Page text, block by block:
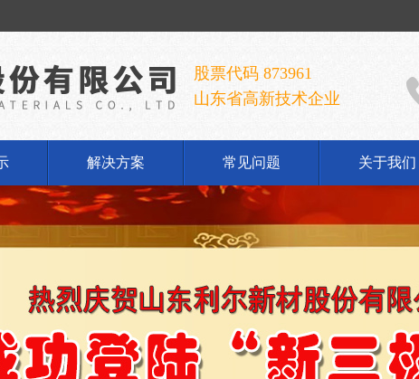
股票代码 873961
山东省高新技术企业
解决方案 常见问题 关于我们
公司简介
发展历程
荣誉资质